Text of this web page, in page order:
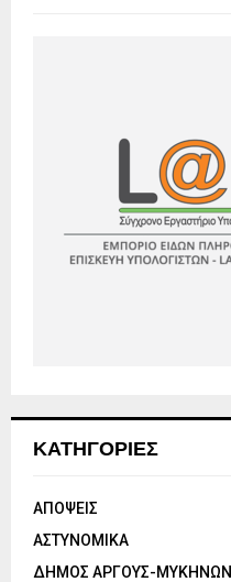
ΚΑΤΗΓΟΡΙΕΣ
ΑΠΟΨΕΙΣ
ΑΣΤΥΝΟΜΙΚΑ
ΔΗΜΟΣ ΑΡΓΟΥΣ-ΜΥΚΗΝΩΝ